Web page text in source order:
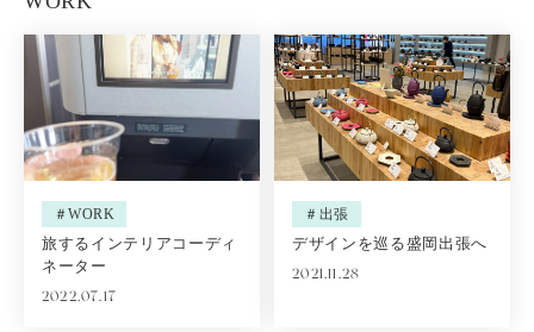
＃WORK
旅するインテリアコーディ
ネーター
2022.07.17
＃出張
デザインを巡る盛岡出張へ
2021.11.28